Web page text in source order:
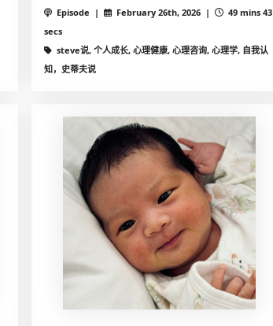
Episode | February 26th, 2026 |
49 mins 43
secs
steve说, 个人成长, 心理健康, 心理咨询, 心理学, 自我认
知，史蒂夫说